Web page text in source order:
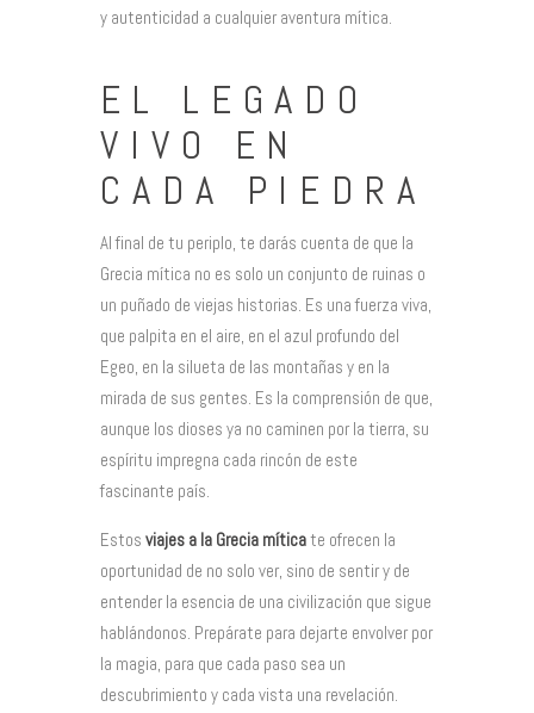
y autenticidad a cualquier aventura mítica.
EL LEGADO
VIVO EN
CADA PIEDRA
Al final de tu periplo, te darás cuenta de que la
Grecia mítica no es solo un conjunto de ruinas o
un puñado de viejas historias. Es una fuerza viva,
que palpita en el aire, en el azul profundo del
Egeo, en la silueta de las montañas y en la
mirada de sus gentes. Es la comprensión de que,
aunque los dioses ya no caminen por la tierra, su
espíritu impregna cada rincón de este
fascinante país.
Estos viajes a la Grecia míticate ofrecen la
oportunidad de no solo ver, sino de sentir y de
entender la esencia de una civilización que sigue
hablándonos. Prepárate para dejarte envolver por
la magia, para que cada paso sea un
descubrimiento y cada vista una revelación.